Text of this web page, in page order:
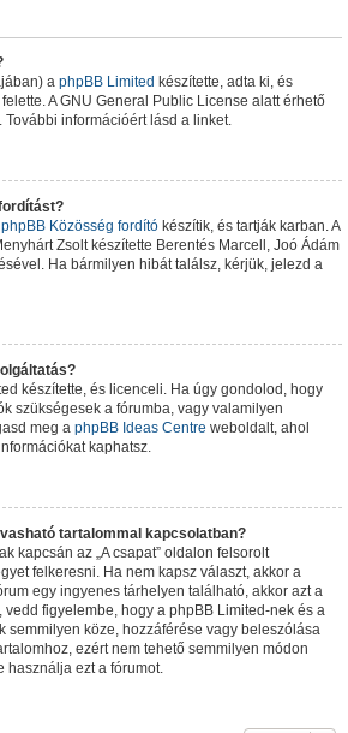
a phpBB Limited készítette, adta ki, és
A GNU General Public License alatt érhető
információért lásd a linket.
Közösség fordító készítik, és tartják karban. A
Zsolt készítette Berentés Marcell, Joó Ádám
Ha bármilyen hibát találsz, kérjük, jelezd a
készítette, és licenceli. Ha úgy gondolod, hogy
szükségesek a fórumba, vagy valamilyen
meg a phpBB Ideas Centre weboldalt, ahol
kaphatsz.
tartalommal kapcsolatban?
kapcsán az „A csapat” oldalon felsorolt
felkeresni. Ha nem kapsz választ, akkor a
egy ingyenes tárhelyen található, akkor azt a
vedd figyelembe, hogy a phpBB Limited-nek és a
semmilyen köze, hozzáférése vagy beleszólása
ezért nem tehető semmilyen módon
használja ezt a fórumot.